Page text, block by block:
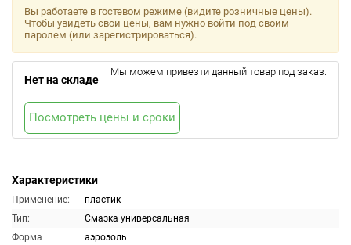
Характеристики
Применение:
пластик
Тип:
Смазка универсальная
Форма
аэрозоль
Вы работаете в гостевом режиме (видите розничные цены).
Чтобы увидеть свои цены, вам нужно войти под своим
паролем (или зарегистрироваться).
Нет на складе
Мы можем привезти данный товар под заказ.
Посмотреть цены и сроки